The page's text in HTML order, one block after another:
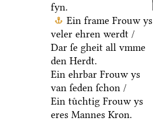
fyn.
Ein frame Frouw ys
veler ehren werdt /
Dar ſe gheit all vmme
den Herdt.
Ein ehrbar Frouw ys
van ſeden ſchon /
Ein tuͤchtig Frouw ys
eres Mannes Kron.